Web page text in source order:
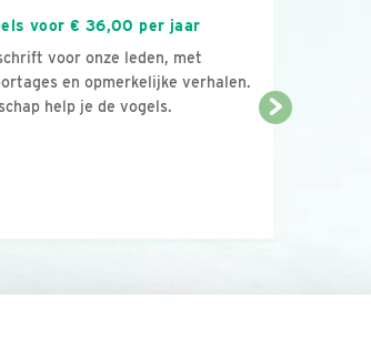
voor € 36,00 per jaar
voor onze leden, met
en opmerkelijke verhalen.
help je de vogels.